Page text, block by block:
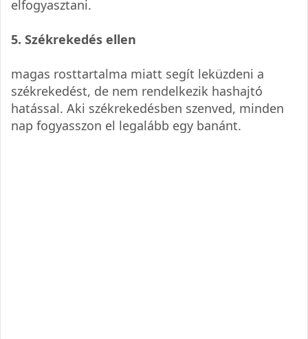
elfogyasztani.
5. Székrekedés ellen
magas rosttartalma miatt segít leküzdeni a
székrekedést, de nem rendelkezik hashajtó
hatással. Aki székrekedésben szenved, minden
nap fogyasszon el legalább egy banánt.